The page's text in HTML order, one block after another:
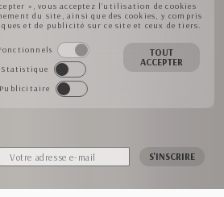
S'INSCRIRE
», vous acceptez l’utilisation de cookies
du site, ainsi que des cookies, y compris
et de publicité sur ce site et ceux de tiers.
Statistique
Publicitaire
TOUT
ACCEPTER